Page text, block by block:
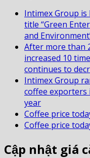
Intimex Group
title “Green
and
After more than
increased 10
continues to
Intimex Group
coffee exporters
year
Coffee price
Coffee price
Cập nhật giá